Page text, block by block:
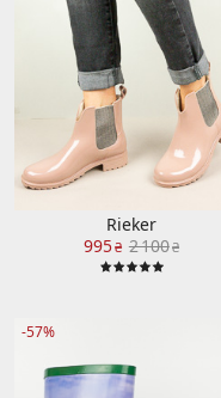
Rieker
995₴ 2 100₴
-57%